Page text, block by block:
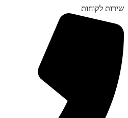
שירות לקוחות